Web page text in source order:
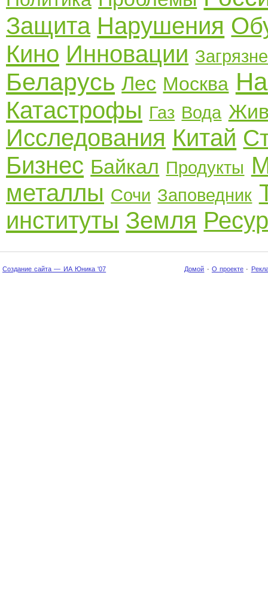
Защита Нарушения
Кино Инновации
Беларусь Лес Москва
Катастрофы Газ Вода
Исследования Китай
Бизнес Байкал Продукты
металлы Сочи Заповедник
институты Земля
Создание сайта — ИА Юника '07 Домой · О проекте ·